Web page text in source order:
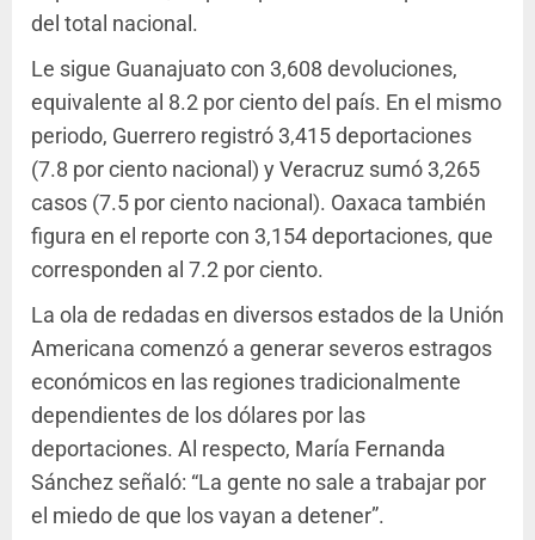
del total nacional.
Le sigue Guanajuato con 3,608 devoluciones,
equivalente al 8.2 por ciento del país. En el mismo
periodo, Guerrero registró 3,415 deportaciones
(7.8 por ciento nacional) y Veracruz sumó 3,265
casos (7.5 por ciento nacional). Oaxaca también
figura en el reporte con 3,154 deportaciones, que
corresponden al 7.2 por ciento.
La ola de redadas en diversos estados de la Unión
Americana comenzó a generar severos estragos
económicos en las regiones tradicionalmente
dependientes de los dólares por las
deportaciones. Al respecto, María Fernanda
Sánchez señaló: “La gente no sale a trabajar por
el miedo de que los vayan a detener”.